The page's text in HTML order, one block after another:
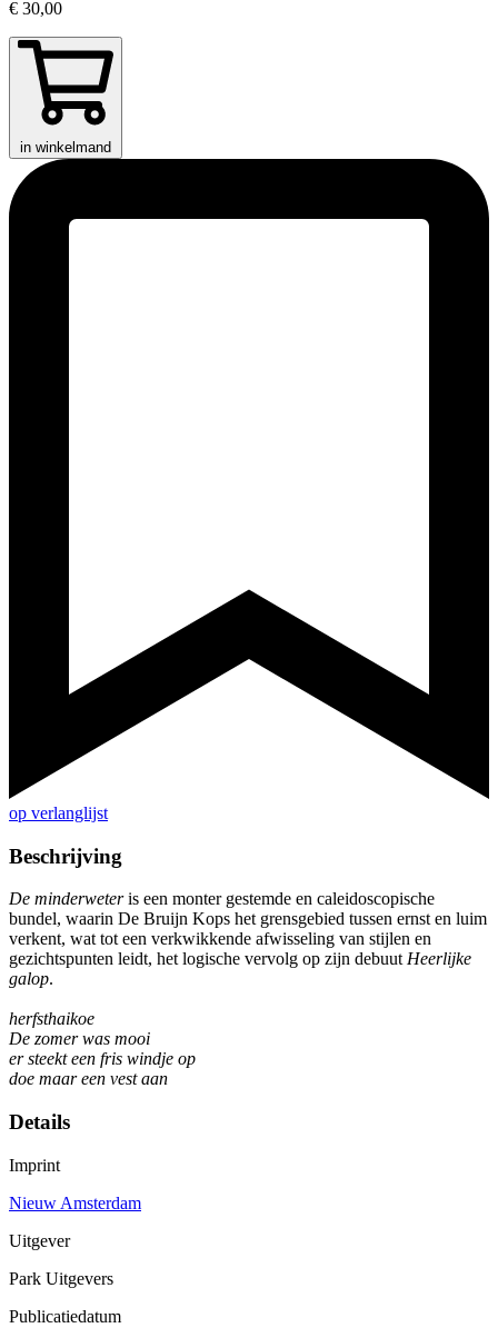
€ 30,00
in winkelmand
op verlanglijst
Beschrijving
De minderweteris een monter gestemde en caleidoscopische
bundel, waarin De Bruijn Kops het grensgebied tussen ernst en luim
verkent, wat tot een verkwikkende afwisseling van stijlen en
gezichtspunten leidt, het logische vervolg op zijn debuutHeerlijke
galop.
herfsthaikoe
De zomer was mooi
er steekt een fris windje op
doe maar een vest aan
Details
Imprint
Nieuw Amsterdam
Uitgever
Park Uitgevers
Publicatiedatum